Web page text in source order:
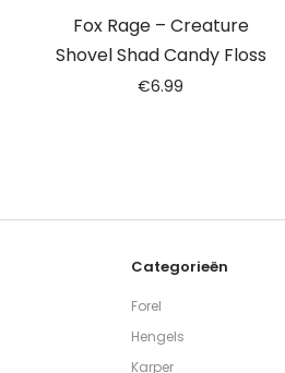
Fox Rage – Creature
Shovel Shad Candy Floss
€6.99
Categorieën
Forel
Hengels
Karper